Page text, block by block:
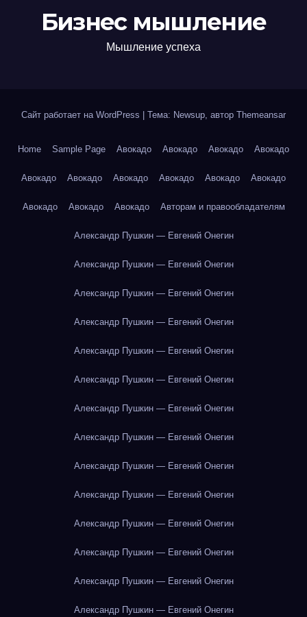
Бизнес мышление
Мышление успеха
Сайт работает на WordPress Тема: Newsup, автор Themeansar
Home Sample Page Авокадо Авокадо Авокадо Авокадо
Авокадо Авокадо Авокадо Авокадо Авокадо Авокадо
Авокадо Авокадо Авокадо Авторам и правообладателям
Александр Пушкин — Евгений Онегин
Александр Пушкин — Евгений Онегин
Александр Пушкин — Евгений Онегин
Александр Пушкин — Евгений Онегин
Александр Пушкин — Евгений Онегин
Александр Пушкин — Евгений Онегин
Александр Пушкин — Евгений Онегин
Александр Пушкин — Евгений Онегин
Александр Пушкин — Евгений Онегин
Александр Пушкин — Евгений Онегин
Александр Пушкин — Евгений Онегин
Александр Пушкин — Евгений Онегин
Александр Пушкин — Евгений Онегин
Александр Пушкин — Евгений Онегин